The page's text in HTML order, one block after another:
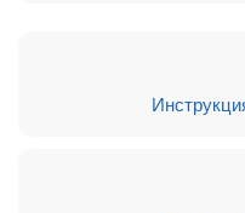
Все данные хранятся
Bitrix24. Никакая
сервисам, что